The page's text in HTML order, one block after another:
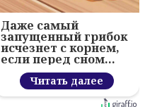
Даже самый
запущенный грибок
исчезнет с корнем,
если перед сном…
Читать далее